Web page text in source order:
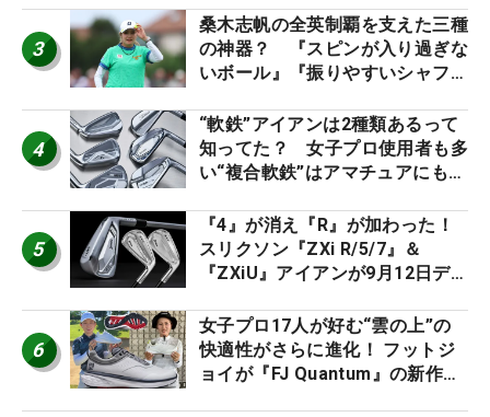
3
桑木志帆の全英制覇を支えた三種
の神器？ 『スピンが入り過ぎな
いボール』『振りやすいシャフ
ー』 #女子プロセッティング
4
“軟鉄”アイアンは2種類あるって
知ってた？ 女子プロ使用者も多
い“複合軟鉄”はアマチュアにもオ
5
『4』が消え『R』が加わった！
スリクソン『ZXi R/5/7』＆
『ZXiU』アイアンが9月12日デ
6
女子プロ17人が好む“雲の上”の
快適性がさらに進化！ フットジ
ョイが『FJ Quantum』の新作を